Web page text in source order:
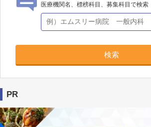
医療機関名、標榜科目、募集科目で検索
検索
PR